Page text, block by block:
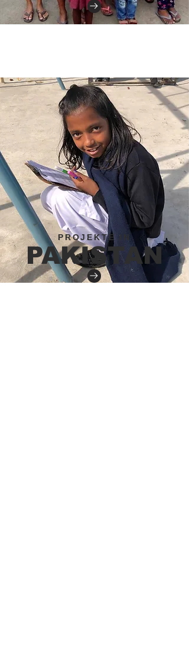
PROJEKTE IN
PAKISTAN